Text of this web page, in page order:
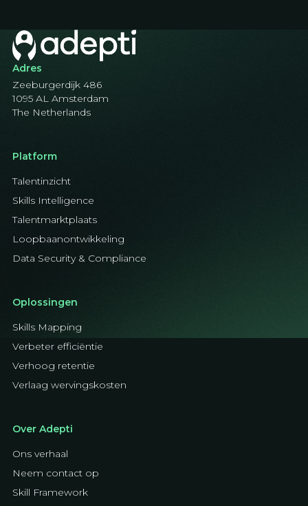
Adres
Zeeburgerdijk 486
1095 AL Amsterdam
The Netherlands
Platform
Talentinzicht
Skills Intelligence
Talentmarktplaats
Loopbaanontwikkeling
Data Security & Compliance
Oplossingen
Skills Mapping
Verbeter efficiëntie
Verhoog retentie
Verlaag wervingskosten
Over Adepti
Ons verhaal
Neem contact op
Skill Framework